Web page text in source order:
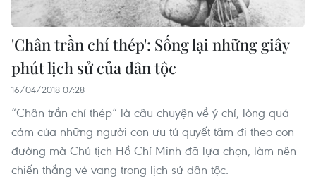
'Chân trần chí thép': Sống lại những giây
phút lịch sử của dân tộc
16/04/2018 07:28
“Chân trần chí thép” là câu chuyện về ý chí, lòng quả
cảm của những người con ưu tú quyết tâm đi theo con
đường mà Chủ tịch Hồ Chí Minh đã lựa chọn, làm nên
chiến thắng vẻ vang trong lịch sử dân tộc.